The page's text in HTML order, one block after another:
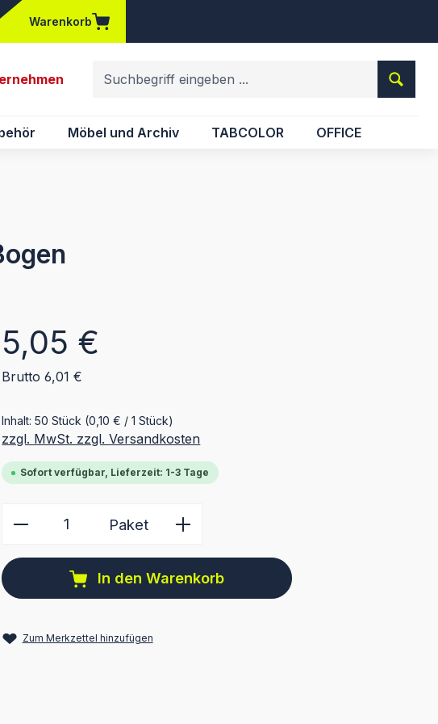
auf dem Merkzettel
Warenkorb
Möbel und Archiv TABCOLOR OFFICE
Regulärer Preis:
5,05 €
Brutto 6,01 €
Inhalt:50 Stück (0,10 € / 1 Stück)
zzgl. MwSt. zzgl. Versandkosten
Sofort verfügbar, Lieferzeit: 1-3 Tage
Produkt Anzahl: Gib den gewünschten Wert
Paket
In den Warenkorb
Zum Merkzettel hinzufügen